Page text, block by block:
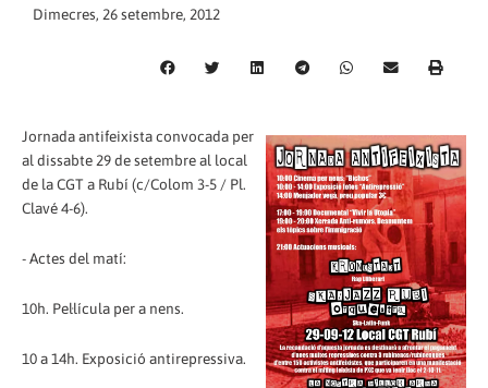
Dimecres, 26 setembre, 2012
Jornada antifeixista convocada per
al dissabte 29 de setembre al local
de la CGT a Rubí (c/Colom 3-5 / Pl.
Clavé 4-6).
- Actes del matí:
10h. Pel·lícula per a nens.
10 a 14h. Exposició antirepressiva.